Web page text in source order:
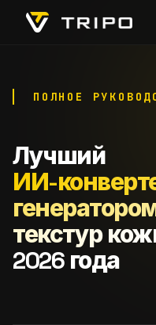
ПОЛНОЕ
Лучший
ИИ-
текстур
2026 года